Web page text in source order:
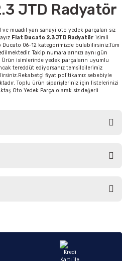
JTD Radyatör
muadil yan sanayi oto yedek parçaları siz
Fiat Ducato 2.3 JTD Radyatör isimli
Ducato 06-12 kategorimizde bulabilirsiniz.Tüm
Takip numaralarınızı aynı gün
isimlerinde yedek parçaların uyumlu
tereddüt ediyorsanız temsilcilerimiz
fiyat politikamız sebebiyle
Toplu ürün siparişleriniz için listelerinizi
Oto Yedek Parça olarak siz değerli